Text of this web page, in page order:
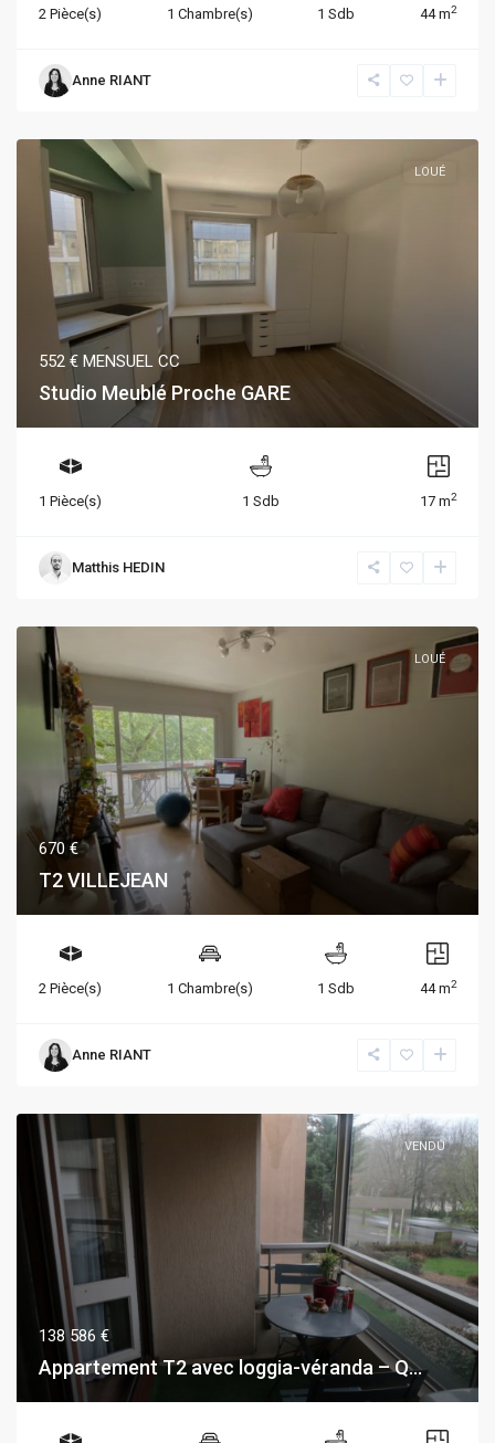
2 Pièce(s) 1 Chambre(s) 1 Sdb 44 m2
Anne RIANT
LOUÉ
552 € MENSUEL CC
Studio Meublé Proche GARE
1 Pièce(s) 1 Sdb 17 m2
Matthis HEDIN
LOUÉ
670 €
T2 VILLEJEAN
2 Pièce(s) 1 Chambre(s) 1 Sdb 44 m2
Anne RIANT
VENDU
138 586 €
Appartement T2 avec loggia-véranda – Q...